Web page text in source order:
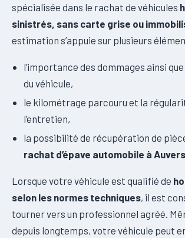
spécialisée dans le rachat de véhicules
sinistrés, sans carte grise ou
estimation s’appuie sur plusieurs
l’importance des dommages ainsi
du véhicule,
le kilométrage parcouru et la
l’entretien,
la possibilité de récupération de
rachat d’épave automobile à
Lorsque votre véhicule est qualifié de
selon les normes techniques, il est
tourner vers un professionnel agréé.
depuis longtemps, votre véhicule peut